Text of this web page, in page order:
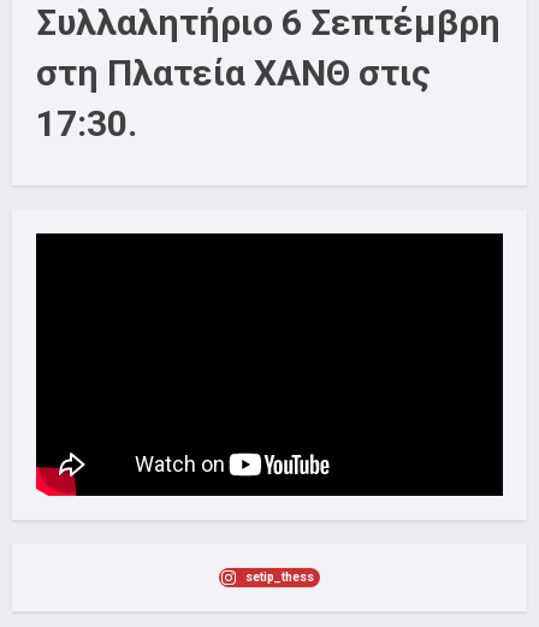
Συλλαλητήριο 6 Σεπτέμβρη
στη Πλατεία ΧΑΝΘ στις
17:30.
setip_thess